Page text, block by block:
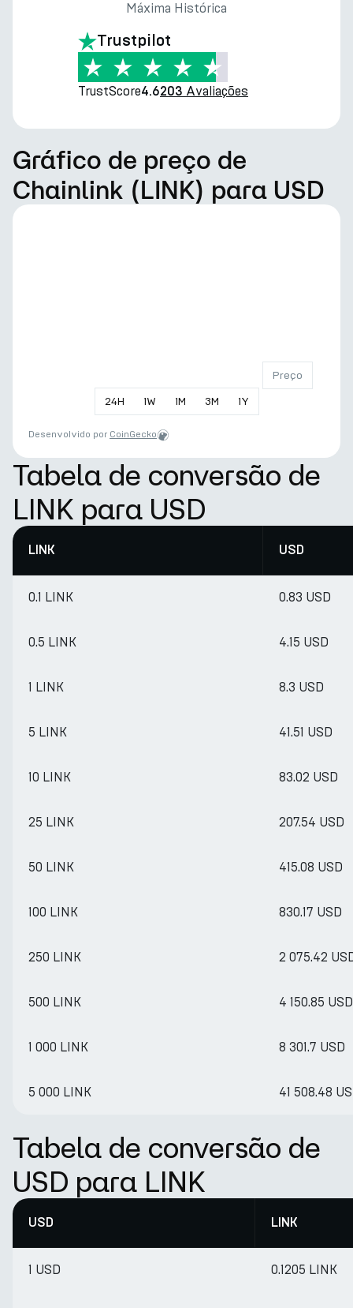
Máxima Histórica
Trustpilot
TrustScore4.6203 Avaliações
Gráfico de preço de
Chainlink (LINK) para USD
24H 1W 1M 3M 1Y
Preço
Desenvolvido por CoinGecko
Tabela de conversão de
LINK para USD
LINK USD
0.1 LINK 0.83 USD
0.5 LINK 4.15 USD
1 LINK 8.3 USD
5 LINK 41.51 USD
10 LINK 83.02 USD
25 LINK 207.54 USD
50 LINK 415.08 USD
100 LINK 830.17 USD
250 LINK 2 075.42
500 LINK 4 150.85 USD
1 000 LINK 8 301.7 USD
5 000 LINK 41 508.48
Tabela de conversão de
USD para LINK
USD LINK
1 USD 0.1205 LINK